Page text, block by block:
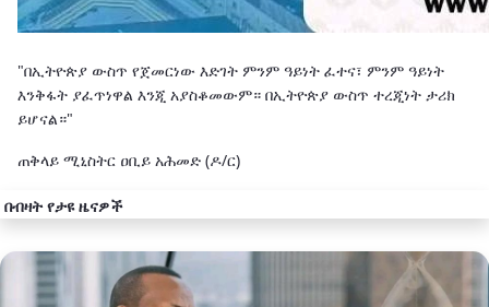
"በኢትዮጵያ ውስጥ የጀመርነው እድገት ምንም ዓይነት ፈተና፣ ምንም ዓይነት
እንቅፋት ያፈጥነዋል እንጂ አያስቆመውም። በኢትዮጵያ ውስጥ ተረጂነት ታሪክ
ይሆናል።"
ጠቅላይ ሚኒስትር ዐቢይ አሕመድ (ዶ/ር)
በብዛት የታዩ ዜናዎች